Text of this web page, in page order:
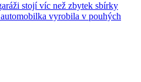
stojí víc než zbytek sbírky
vyrobila v pouhých